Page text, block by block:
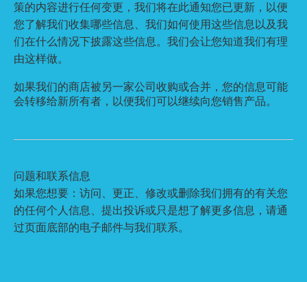
策的内容进行任何变更，我们将在此通知您已更新，以便
您了解我们收集哪些信息、我们如何使用这些信息以及我
们在什么情况下披露这些信息。我们会让您知道我们有理
由这样做。
如果我们的商店被另一家公司收购或合并，您的信息可能
会转移给新所有者，以便我们可以继续向您销售产品。
问题和联系信息
如果您想要：访问、更正、修改或删除我们拥有的有关您
的任何个人信息、提出投诉或只是想了解更多信息，请通
过页面底部的电子邮件与我们联系。